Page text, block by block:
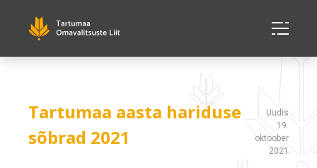
Tartumaa aasta hariduse
sõbrad 2021
Uudis
19.
oktoober
2021